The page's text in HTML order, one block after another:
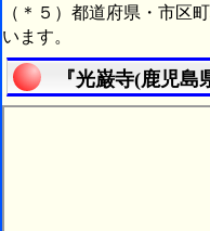
（＊５）都道府県・市区
います。
『光巌寺(鹿児